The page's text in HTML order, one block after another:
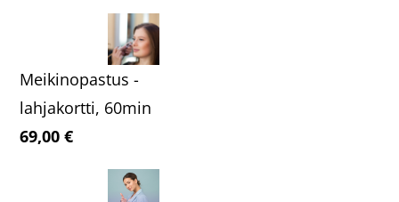
Meikinopastus -
lahjakortti, 60min
69,00€